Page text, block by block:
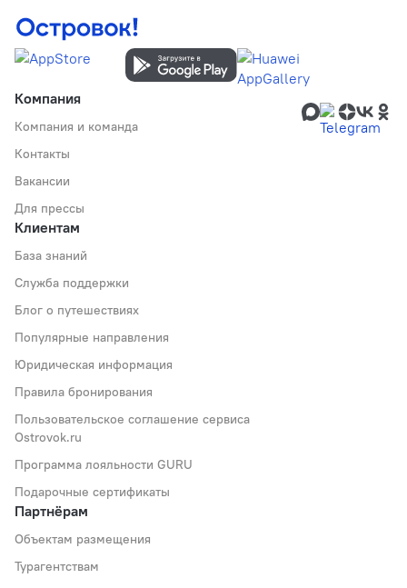
Компания
Компания и команда
Контакты
Вакансии
Для прессы
Клиентам
База знаний
Служба поддержки
Блог о путешествиях
Популярные направления
Юридическая информация
Правила бронирования
Пользовательское соглашение сервиса
Ostrovok.ru
Программа лояльности GURU
Подарочные сертификаты
Партнёрам
Объектам размещения
Турагентствам